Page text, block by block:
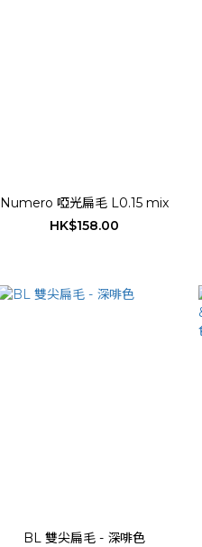
Numero 啞光扁毛 L0.15 mix
HK$158.00
BL 雙尖扁毛 - 深啡色